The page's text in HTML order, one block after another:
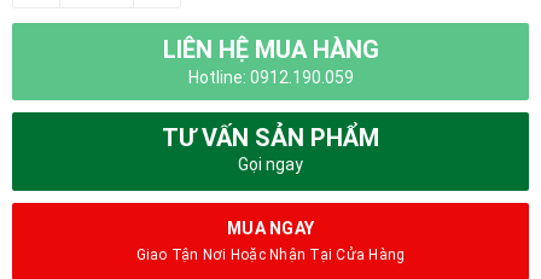
LIÊN HỆ MUA HÀNG
Hotline: 0912.190.059
TƯ VẤN SẢN PHẨM
Gọi ngay
MUA NGAY
Giao Tận Nơi Hoặc Nhận Tại Cửa Hàng